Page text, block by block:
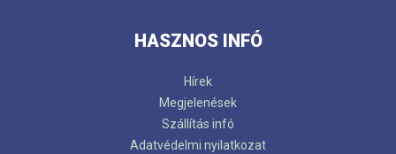
HASZNOS INFÓ
Hírek
Megjelenések
Szállítás infó
Adatvédelmi nyilatkozat